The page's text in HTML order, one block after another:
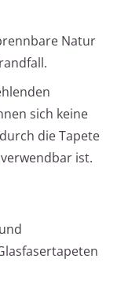
Natur
sich keine
die Tapete
ist.